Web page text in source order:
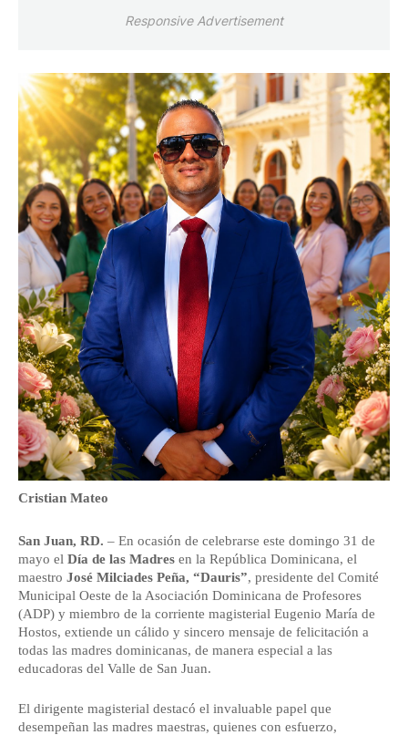
Responsive Advertisement
Cristian Mateo
San Juan, RD. – En ocasión de celebrarse este domingo 31 de
mayo el Día de las Madres en la República Dominicana, el
maestro José Milciades Peña, “Dauris”, presidente del Comité
Municipal Oeste de la Asociación Dominicana de Profesores
(ADP) y miembro de la corriente magisterial Eugenio María de
Hostos, extiende un cálido y sincero mensaje de felicitación a
todas las madres dominicanas, de manera especial a las
educadoras del Valle de San Juan.
El dirigente magisterial destacó el invaluable papel que
desempeñan las madres maestras, quienes con esfuerzo,